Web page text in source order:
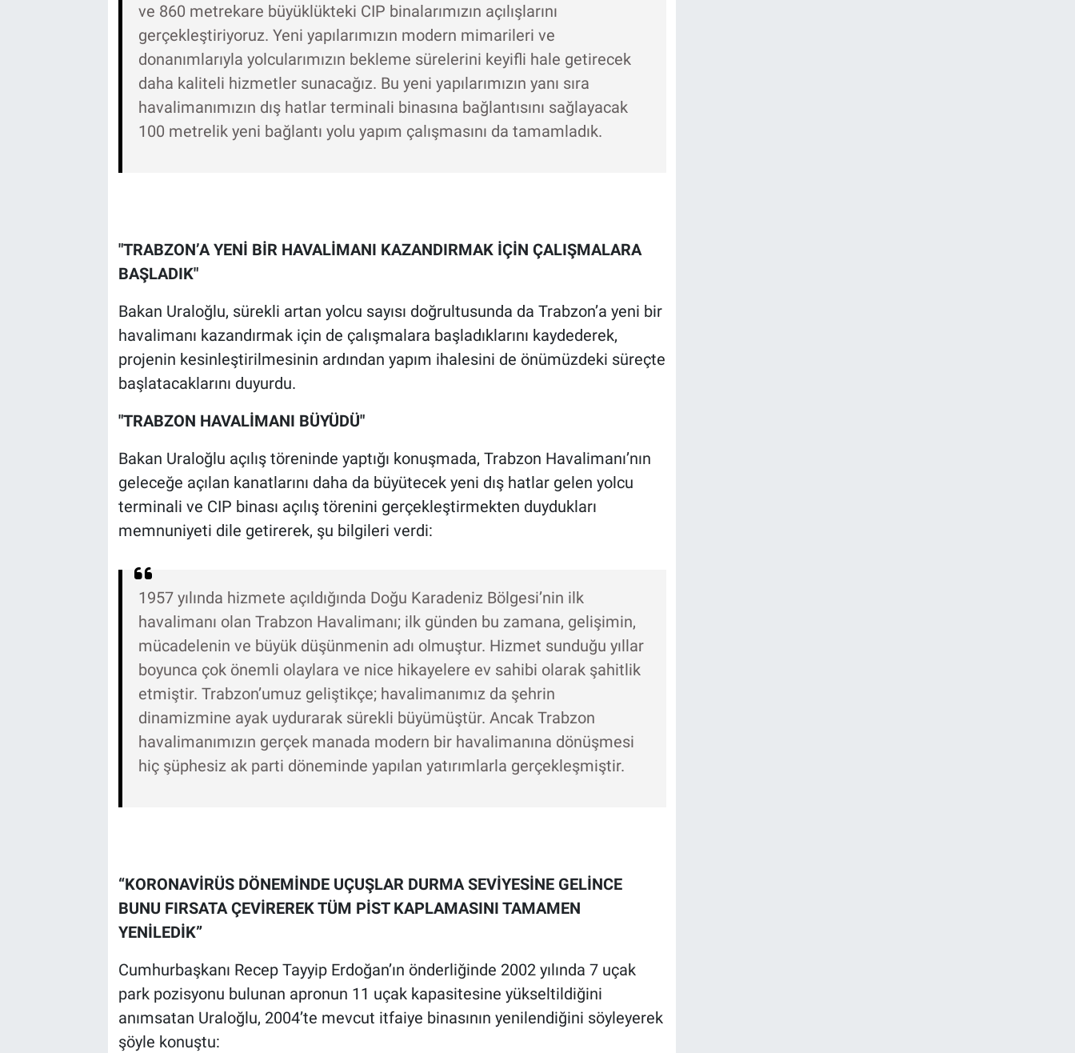
ve 860 metrekare büyüklükteki CIP binalarımızın açılışlarını
gerçekleştiriyoruz. Yeni yapılarımızın modern mimarileri ve
donanımlarıyla yolcularımızın bekleme sürelerini keyifli hale getirecek
daha kaliteli hizmetler sunacağız. Bu yeni yapılarımızın yanı sıra
havalimanımızın dış hatlar terminali binasına bağlantısını sağlayacak
100 metrelik yeni bağlantı yolu yapım çalışmasını da tamamladık.
"TRABZON’A YENİ BİR HAVALİMANI KAZANDIRMAK İÇİN ÇALIŞMALARA
BAŞLADIK"
Bakan Uraloğlu, sürekli artan yolcu sayısı doğrultusunda da Trabzon’a yeni bir
havalimanı kazandırmak için de çalışmalara başladıklarını kaydederek,
projenin kesinleştirilmesinin ardından yapım ihalesini de önümüzdeki süreçte
başlatacaklarını duyurdu.
"TRABZON HAVALİMANI BÜYÜDÜ"
Bakan Uraloğlu açılış töreninde yaptığı konuşmada, Trabzon Havalimanı’nın
geleceğe açılan kanatlarını daha da büyütecek yeni dış hatlar gelen yolcu
terminali ve CIP binası açılış törenini gerçekleştirmekten duydukları
memnuniyeti dile getirerek, şu bilgileri verdi:
1957 yılında hizmete açıldığında Doğu Karadeniz Bölgesi’nin ilk
havalimanı olan Trabzon Havalimanı; ilk günden bu zamana, gelişimin,
mücadelenin ve büyük düşünmenin adı olmuştur. Hizmet sunduğu yıllar
boyunca çok önemli olaylara ve nice hikayelere ev sahibi olarak şahitlik
etmiştir. Trabzon’umuz geliştikçe; havalimanımız da şehrin
dinamizmine ayak uydurarak sürekli büyümüştür. Ancak Trabzon
havalimanımızın gerçek manada modern bir havalimanına dönüşmesi
hiç şüphesiz ak parti döneminde yapılan yatırımlarla gerçekleşmiştir.
“KORONAVİRÜS DÖNEMİNDE UÇUŞLAR DURMA SEVİYESİNE GELİNCE
BUNU FIRSATA ÇEVİREREK TÜM PİST KAPLAMASINI TAMAMEN
YENİLEDİK”
Cumhurbaşkanı Recep Tayyip Erdoğan’ın önderliğinde 2002 yılında 7 uçak
park pozisyonu bulunan apronun 11 uçak kapasitesine yükseltildiğini
anımsatan Uraloğlu, 2004’te mevcut itfaiye binasının yenilendiğini söyleyerek
şöyle konuştu: